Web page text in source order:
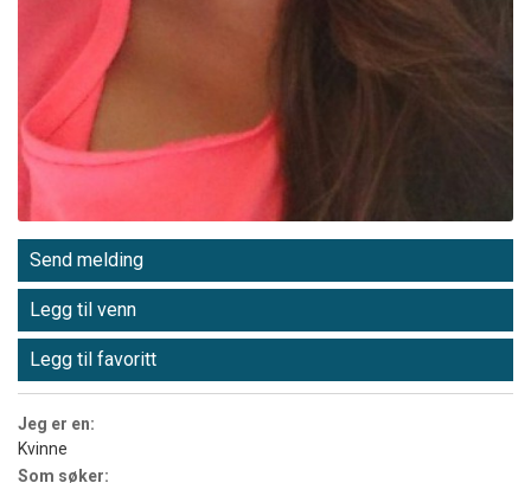
Send melding
Legg til venn
Legg til favoritt
Jeg er en:
Kvinne
Som søker: